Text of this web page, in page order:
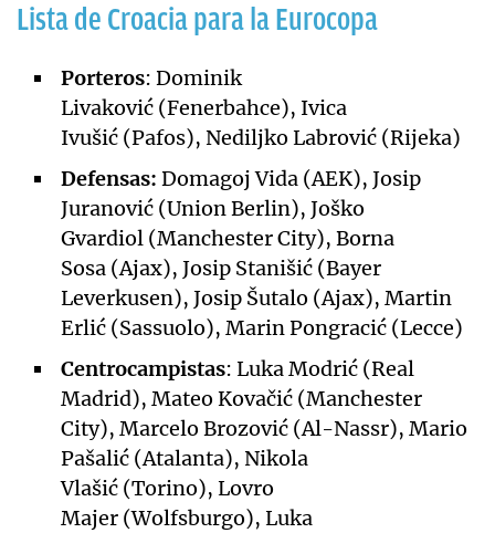
Lista de Croacia para la Eurocopa
Porteros: Dominik
Livaković (Fenerbahce), Ivica
Ivušić (Pafos), Nediljko Labrović (Rijeka)
Defensas: Domagoj Vida (AEK), Josip
Juranović (Union Berlin), Joško
Gvardiol (Manchester City), Borna
Sosa (Ajax), Josip Stanišić (Bayer
Leverkusen), Josip Šutalo (Ajax), Martin
Erlić (Sassuolo), Marin Pongracić (Lecce)
Centrocampistas: Luka Modrić (Real
Madrid), Mateo Kovačić (Manchester
City), Marcelo Brozović (Al-Nassr), Mario
Pašalić (Atalanta), Nikola
Vlašić (Torino), Lovro
Majer (Wolfsburgo), Luka